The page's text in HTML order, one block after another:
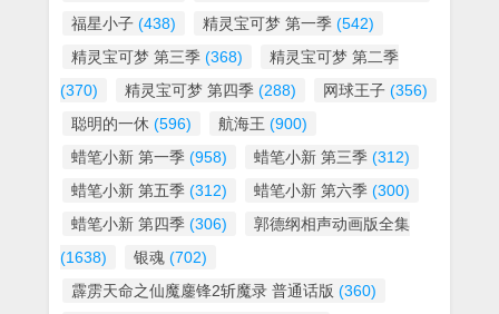
福星小子 (438) 精灵宝可梦 第一季 (542)
精灵宝可梦 第三季 (368)
精灵宝可梦 第二季
(370)
精灵宝可梦 第四季 (288) 网球王子 (356)
聪明的一休 (596) 航海王 (900)
蜡笔小新 第一季 (958) 蜡笔小新 第三季 (312)
蜡笔小新 第五季 (312) 蜡笔小新 第六季 (300)
蜡笔小新 第四季 (306)
郭德纲相声动画版全集
(1638)
银魂 (702)
霹雳天命之仙魔鏖锋2斩魔录 普通话版 (360)